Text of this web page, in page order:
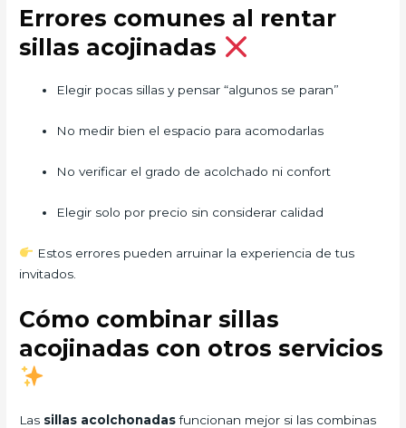
Errores comunes al rentar
sillas acojinadas
Elegir pocas sillas y pensar “algunos se paran”
No medir bien el espacio para acomodarlas
No verificar el grado de acolchado ni confort
Elegir solo por precio sin considerar calidad
Estos errores pueden arruinar la experiencia de tus
invitados.
Cómo combinar sillas
acojinadas con otros servicios
Las sillas acolchonadasfuncionan mejor si las combinas